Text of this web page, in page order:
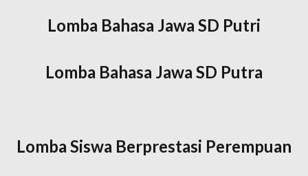
Lomba Bahasa Jawa SD Putri
Lomba Bahasa Jawa SD Putra
Lomba Siswa Berprestasi Perempuan